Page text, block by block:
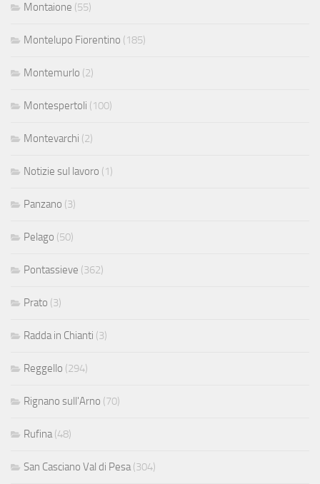
Montaione (55)
Montelupo Fiorentino (185)
Montemurlo (2)
Montespertoli (100)
Montevarchi (2)
Notizie sul lavoro (1)
Panzano (3)
Pelago (50)
Pontassieve (362)
Prato (3)
Radda in Chianti (3)
Reggello (294)
Rignano sull'Arno (70)
Rufina(48)
San Casciano Val di Pesa(304)